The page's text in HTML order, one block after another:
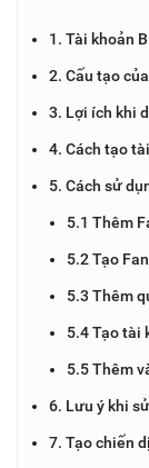
1. Tài khoản
2. Cấu tạo
3. Lợi ích khi
4. Cách tạo
5. Cách sử
5.1 Thêm
5.2 Tạo
5.3 Thêm
5.4 Tạo tài
5.5 Thêm
6. Lưu ý khi
7. Tạo chiến